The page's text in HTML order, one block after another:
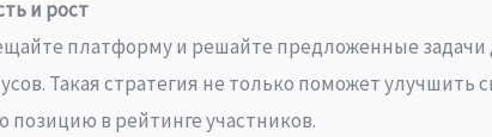
и рост
платформу и решайте предложенные задачи
Такая стратегия не только поможет улучшить
позицию в рейтинге участников.